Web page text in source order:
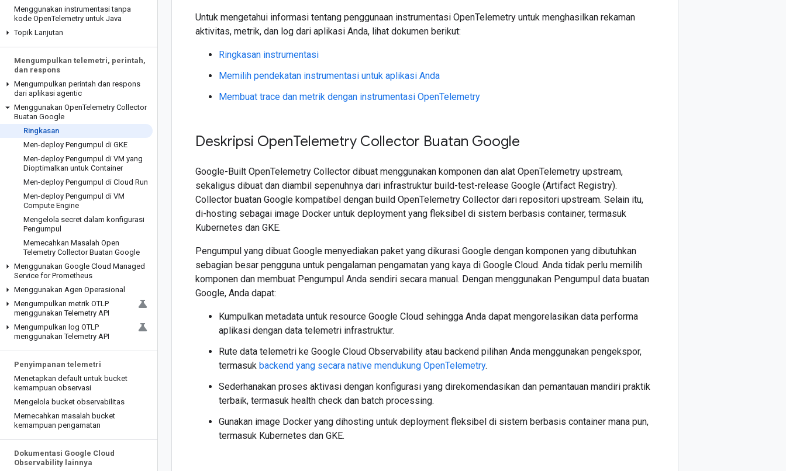
Menggunakan instrumentasi tanpa
kode OpenTelemetry untuk Java
Topik Lanjutan
Mengumpulkan telemetri, perintah,
dan respons
Mengumpulkan perintah dan respons
dari aplikasi agentic
Menggunakan OpenTelemetry Collector
Buatan Google
Ringkasan
Men-deploy Pengumpul di GKE
Men-deploy Pengumpul di VM yang
Dioptimalkan untuk Container
Men-deploy Pengumpul di Cloud Run
Men-deploy Pengumpul di VM
Compute Engine
Mengelola secret dalam konfigurasi
Pengumpul
Memecahkan Masalah Open
Telemetry Collector Buatan Google
Menggunakan Google Cloud Managed
Service for Prometheus
Menggunakan Agen Operasional
Mengumpulkan metrik OTLP
menggunakan Telemetry API
Mengumpulkan log OTLP
menggunakan Telemetry API
Penyimpanan telemetri
Menetapkan default untuk bucket
kemampuan observasi
Mengelola bucket observabilitas
Memecahkan masalah bucket
kemampuan pengamatan
Dokumentasi Google Cloud
Observability lainnya
Untuk mengetahui informasi tentang penggunaan instrumentasi OpenTelemetry untuk menghasilkan rekaman
aktivitas, metrik, dan log dari aplikasi Anda, lihat dokumen berikut:
Ringkasan instrumentasi
Memilih pendekatan instrumentasi untuk aplikasi Anda
Membuat trace dan metrik dengan instrumentasi OpenTelemetry
Deskripsi OpenTelemetry Collector Buatan Google
Google-Built OpenTelemetry Collector dibuat menggunakan komponen dan alat OpenTelemetry upstream,
sekaligus dibuat dan diambil sepenuhnya dari infrastruktur build-test-release Google (Artifact Registry).
Collector buatan Google kompatibel dengan build OpenTelemetry Collector dari repositori upstream. Selain itu,
di-hosting sebagai image Docker untuk deployment yang fleksibel di sistem berbasis container, termasuk
Kubernetes dan GKE.
Pengumpul yang dibuat Google menyediakan paket yang dikurasi Google dengan komponen yang dibutuhkan
sebagian besar pengguna untuk pengalaman pengamatan yang kaya di Google Cloud. Anda tidak perlu memilih
komponen dan membuat Pengumpul Anda sendiri secara manual. Dengan menggunakan Pengumpul data buatan
Google, Anda dapat:
Kumpulkan metadata untuk resource Google Cloud sehingga Anda dapat mengorelasikan data performa
aplikasi dengan data telemetri infrastruktur.
Rute data telemetri ke Google Cloud Observability atau backend pilihan Anda menggunakan pengekspor,
termasuk backend yang secara native mendukung OpenTelemetry.
Sederhanakan proses aktivasi dengan konfigurasi yang direkomendasikan dan pemantauan mandiri praktik
terbaik, termasuk health check dan batch processing.
Gunakan image Docker yang dihosting untuk deployment fleksibel di sistem berbasis container mana pun,
termasuk Kubernetes dan GKE.